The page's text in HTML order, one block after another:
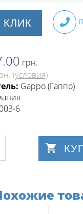
грн.
(условия)
Gappo (Гаппо)
6